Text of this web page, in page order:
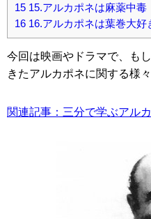
15 15.アルカポネは麻薬中毒
16 16.アルカポネは葉巻大好
今回は映画やドラマで、も
きたアルカポネに関する様
関連記事：三分で学ぶアル